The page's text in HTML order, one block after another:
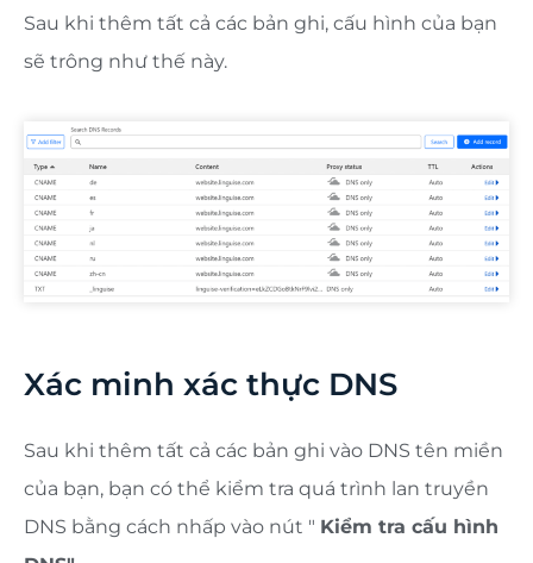
Sau khi thêm tất cả các bản ghi, cấu hình của bạn
sẽ trông như thế này.
Xác minh xác thực DNS
Sau khi thêm tất cả các bản ghi vào DNS tên miền
của bạn, bạn có thể kiểm tra quá trình lan truyền
DNS bằng cách nhấp vào nút " Kiểm tra cấu hình